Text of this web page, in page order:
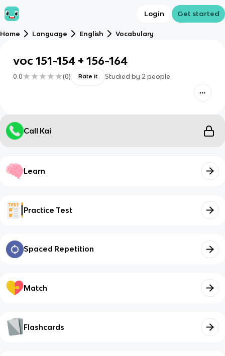
Login Get started
Home Language English Vocabulary
voc 151-154 + 156-164
0.0 (0) Rate it Studied by 2 people
Call Kai
Learn
Practice Test
Spaced Repetition
Match
Flashcards